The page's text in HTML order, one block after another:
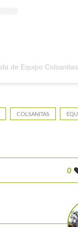
de Equipo
COLSANITAS
0